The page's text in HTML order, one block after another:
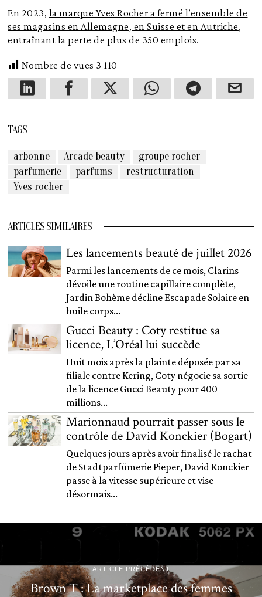
En 2023, la marque Yves Rocher a fermé l’ensemble de
ses magasins en Allemagne, en Suisse et en Autriche,
entraînant la perte de plus de 350 emplois.
Nombre de vues 3 110
TAGS
arbonne Arcade beauty
groupe rocher
parfumerie
parfums
restructuration
Yves rocher
ARTICLES SIMILAIRES
Les lancements beauté de juillet 2026
Parmi les lancements de ce mois, Clarins
dévoile une routine capillaire complète,
Jardin Bohème décline Escapade Solaire en
huile corps...
Gucci Beauty : Coty restitue sa
licence, L’Oréal lui succède
Huit mois après la plainte déposée par sa
filiale contre Kering, Coty négocie sa sortie
de la licence Gucci Beauty pour 400
millions...
Marionnaud pourrait passer sous le
contrôle de David Konckier (Bogart)
Quelques jours après avoir finalisé le rachat
de Stadtparfümerie Pieper, David Konckier
passe à la vitesse supérieure et vise
désormais...
ARTICLE PRÉCÉDENT
Brown T : La marketplace des femmes